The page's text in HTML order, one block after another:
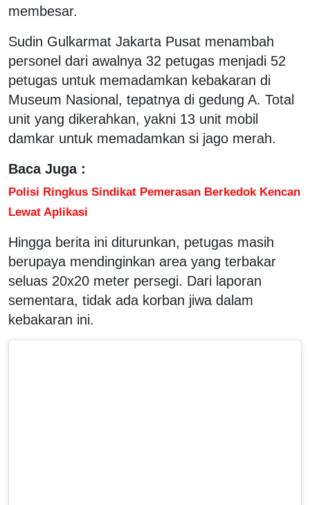
membesar.
Sudin Gulkarmat Jakarta Pusat menambah
personel dari awalnya 32 petugas menjadi 52
petugas untuk memadamkan kebakaran di
Museum Nasional, tepatnya di gedung A. Total
unit yang dikerahkan, yakni 13 unit mobil
damkar untuk memadamkan si jago merah.
Baca Juga :
Polisi Ringkus Sindikat Pemerasan Berkedok Kencan
Lewat Aplikasi
Hingga berita ini diturunkan, petugas masih
berupaya mendinginkan area yang terbakar
seluas 20x20 meter persegi. Dari laporan
sementara, tidak ada korban jiwa dalam
kebakaran ini.